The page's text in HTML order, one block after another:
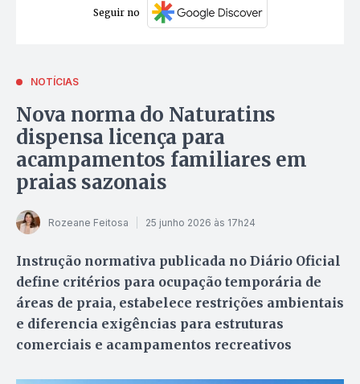
Seguir no
NOTÍCIAS
Nova norma do Naturatins
dispensa licença para
acampamentos familiares em
praias sazonais
Rozeane Feitosa 25 junho 2026 às 17h24
Instrução normativa publicada no Diário Oficial
define critérios para ocupação temporária de
áreas de praia, estabelece restrições ambientais
e diferencia exigências para estruturas
comerciais e acampamentos recreativos